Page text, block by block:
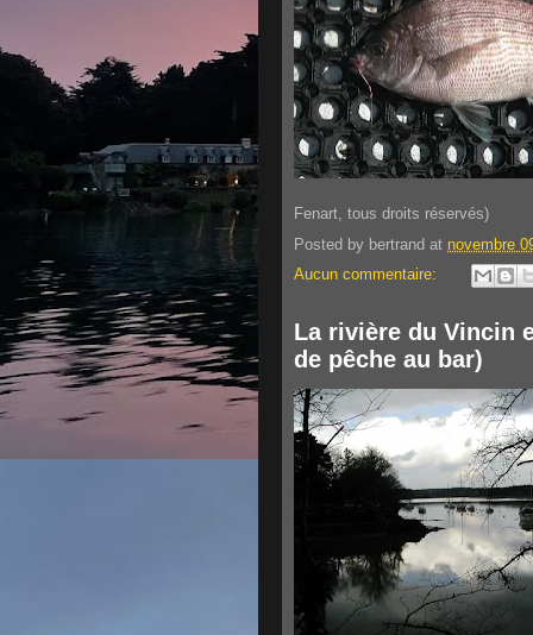
Fenart, tous droits réservés)
Posted by bertrand at novembre
Aucun commentaire:
La rivière du Vincin
de pêche au bar)